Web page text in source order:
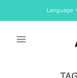
to
Language